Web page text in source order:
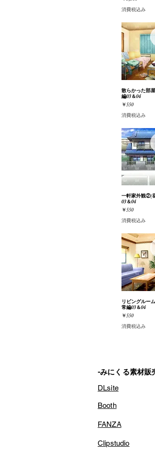
消費税込み
クイッ
散らかった部
編03＆04
価格
￥550
消費税込み
クイッ
一軒家外観②(
03＆04
価格
￥550
消費税込み
クイッ
リビングルー
常編03＆04
価格
￥550
消費税込み
-みにくる素材販
DLsite
Booth
FANZA
Clipstudio